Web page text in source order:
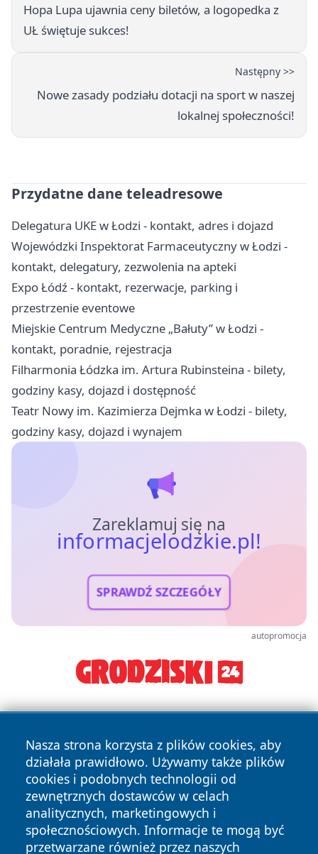
Hopa Lupa ujawnia ceny biletów, a logopedka z
UŁ świętuje sukces!
Następny >>
Nowe zasady podziału dotacji na sport w naszej
lokalnej społeczności!
Przydatne dane teleadresowe
Delegatura UKE w Łodzi - kontakt, adres i dojazd
Wojewódzki Inspektorat Farmaceutyczny w Łodzi -
kontakt, delegatury, zezwolenia na apteki
Expo Łódź - kontakt, rezerwacje, parking i
przestrzenie eventowe
Miejskie Centrum Medyczne „Bałuty” w Łodzi -
kontakt, poradnie, rejestracja
Filharmonia Łódzka im. Artura Rubinsteina - bilety,
godziny kasy, dojazd i dostępność
Teatr Nowy im. Kazimierza Dejmka w Łodzi - bilety,
godziny kasy, dojazd i wynajem
Zareklamuj się na
informacjelodzkie.pl!
SPRAWDŹ SZCZEGÓŁY
autopromocja
Nasza strona korzysta z plików cookies, aby
działała prawidłowo. Używamy także plików
cookies i podobnych technologii od
zewnętrznych dostawców w celach
analitycznych, marketingowych i
społecznościowych. Informacje te mogą być
przetwarzane również przez naszych
Copyright © 2026 informacjelodzkie.pl Wszystkie prawa
zastrzeżone.